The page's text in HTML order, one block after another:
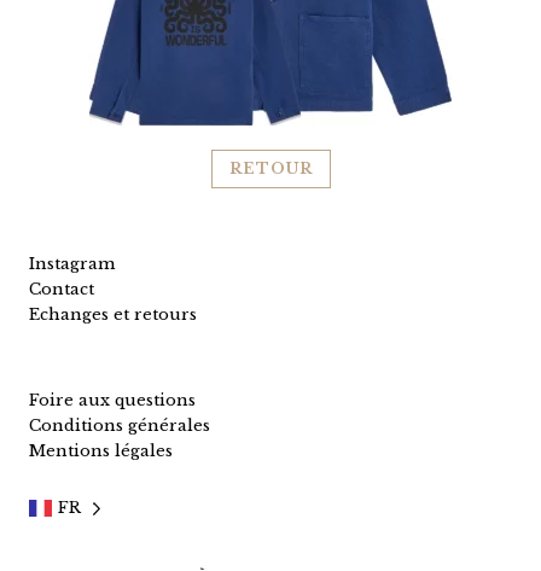
RETOUR
Instagram
Contact
Echanges et retours
Foire aux questions
Conditions générales
Mentions légales
FR